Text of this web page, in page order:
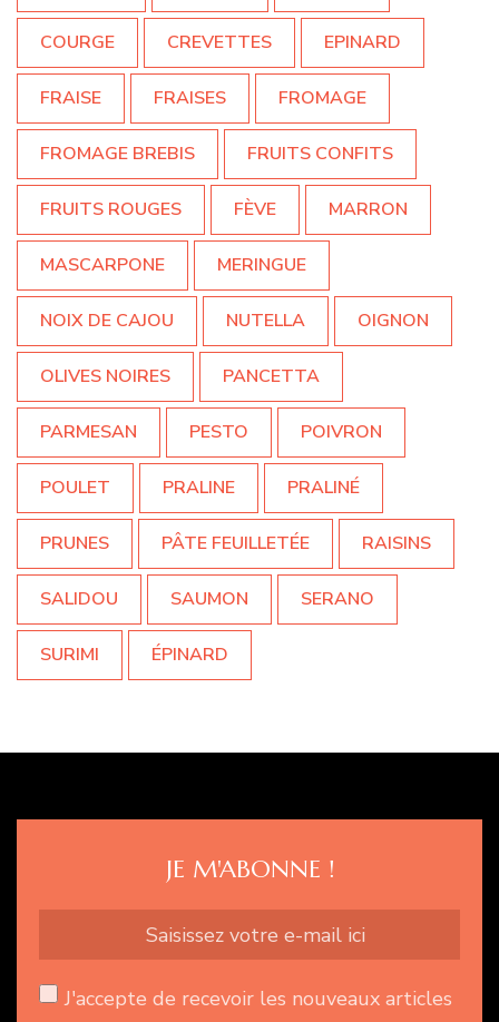
COURGE CREVETTES EPINARD
FRAISE FRAISES FROMAGE
FROMAGE BREBIS FRUITS CONFITS
FRUITS ROUGES FÈVE MARRON
MASCARPONE MERINGUE
NOIX DE CAJOU NUTELLA OIGNON
OLIVES NOIRES PANCETTA
PARMESAN PESTO POIVRON
POULET PRALINE PRALINÉ
PRUNES PÂTE FEUILLETÉE RAISINS
SALIDOU SAUMON SERANO
SURIMI ÉPINARD
JE M'ABONNE !
J'accepte de recevoir les nouveaux articles